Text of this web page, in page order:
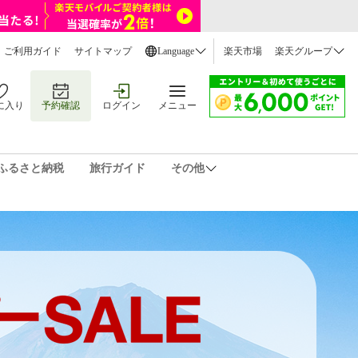
ご利用ガイド サイトマップ Language 楽天市場 楽天グループ
入り 予約確認 ログイン メニュー
るさと納税 旅行ガイド その他